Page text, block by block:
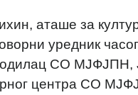
аташе за
уредник
СО МЈФЈПН,
центра СО